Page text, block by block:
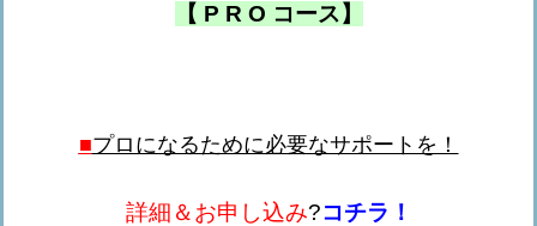
【 P R O コース】
■プロになるために必要なサポートを！
詳細＆お申し込み?コチラ！